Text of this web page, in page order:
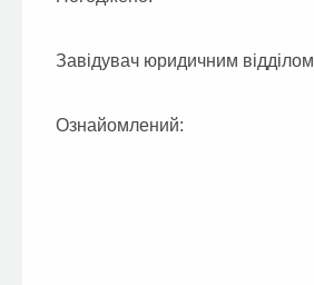
Завідувач юридичним відділом
Ознайомлений: